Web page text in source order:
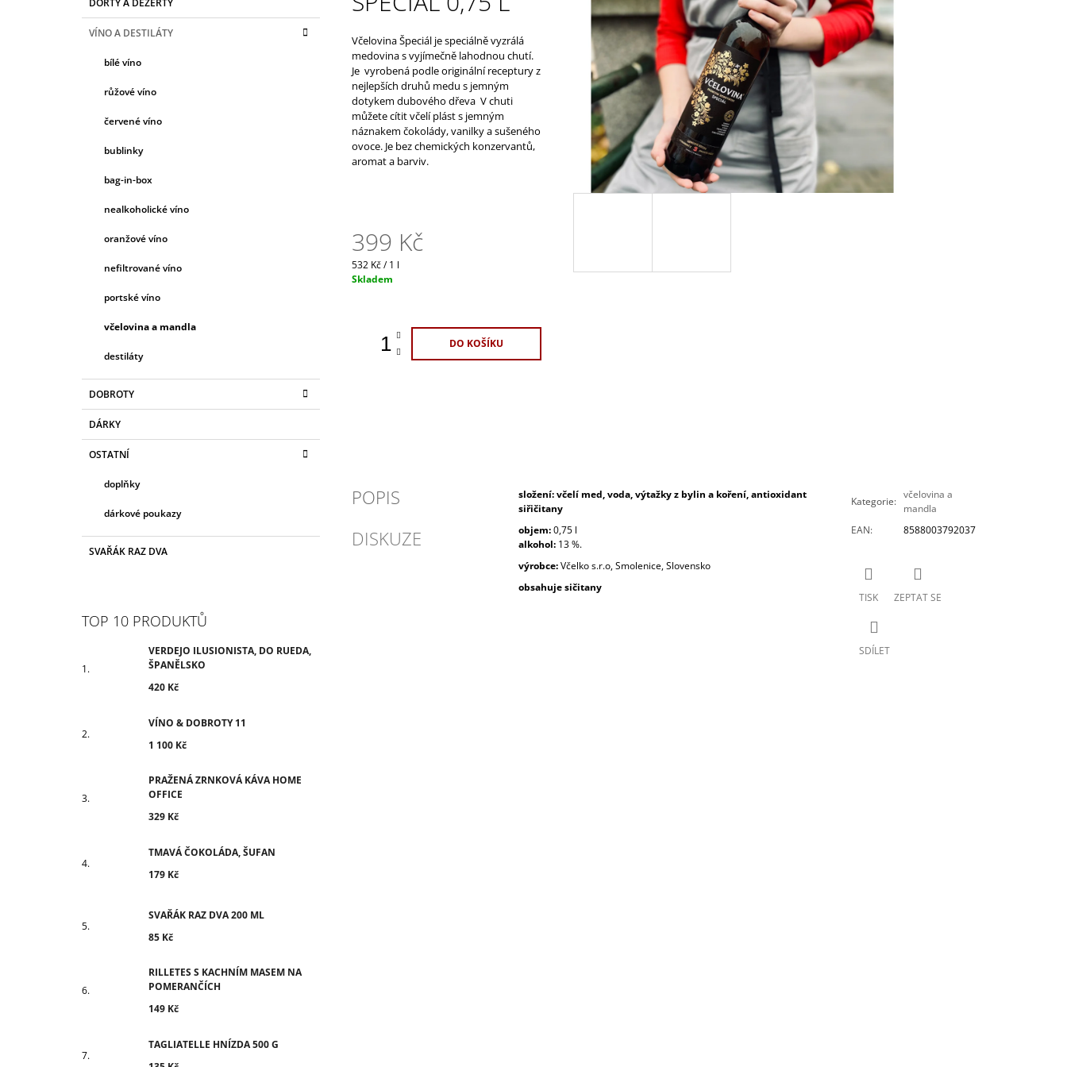
kategorie
T
DORTY A DEZERTY
VÍNO A DESTILÁTY
bílé víno
růžové víno
červené víno
bublinky
bag-in-box
nealkoholické víno
oranžové víno
nefiltrované víno
portské víno
včelovina a mandla
destiláty
DOBROTY
DÁRKY
OSTATNÍ
doplňky
dárkové poukazy
SVAŘÁK RAZ DVA
TOP 10 PRODUKTŮ
VERDEJO ILUSIONISTA, DO RUEDA,
ŠPANĚLSKO
420 Kč
VÍNO & DOBROTY 11
1 100 Kč
PRAŽENÁ ZRNKOVÁ KÁVA HOME
OFFICE
329 Kč
TMAVÁ ČOKOLÁDA, ŠUFAN
179 Kč
SVAŘÁK RAZ DVA 200 ML
85 Kč
RILLETES S KACHNÍM MASEM NA
POMERANČÍCH
149 Kč
TAGLIATELLE HNÍZDA 500 G
Včelovina Špeciál je speciálně vyzrálá
medovina s vyjímečně lahodnou chutí.
Je vyrobená podle originální receptury z
nejlepších druhů medu s jemným
dotykem dubového dřeva V chuti
můžete cítit včelí plást s jemným
náznakem čokolády, vanilky a sušeného
ovoce. Je bez chemických konzervantů,
aromat a barviv.
399 Kč
Měrná
cena:
532 Kč / 1 l
Skladem
DO KOŠÍKU
POPIS
DISKUZE
složení: včelí med, voda, výtažky z bylin a koření, antioxidant
siřičitany
objem:0,75 l
alkohol:13 %.
výrobce:Včelko s.r.o, Smolenice, Slovensko
obsahuje sičitany
Kategorie:
včelovina a
mandla
EAN: 8588003792037
TISK ZEPTAT SE
SDÍLET
420 Kč
1 100 Kč
329 Kč